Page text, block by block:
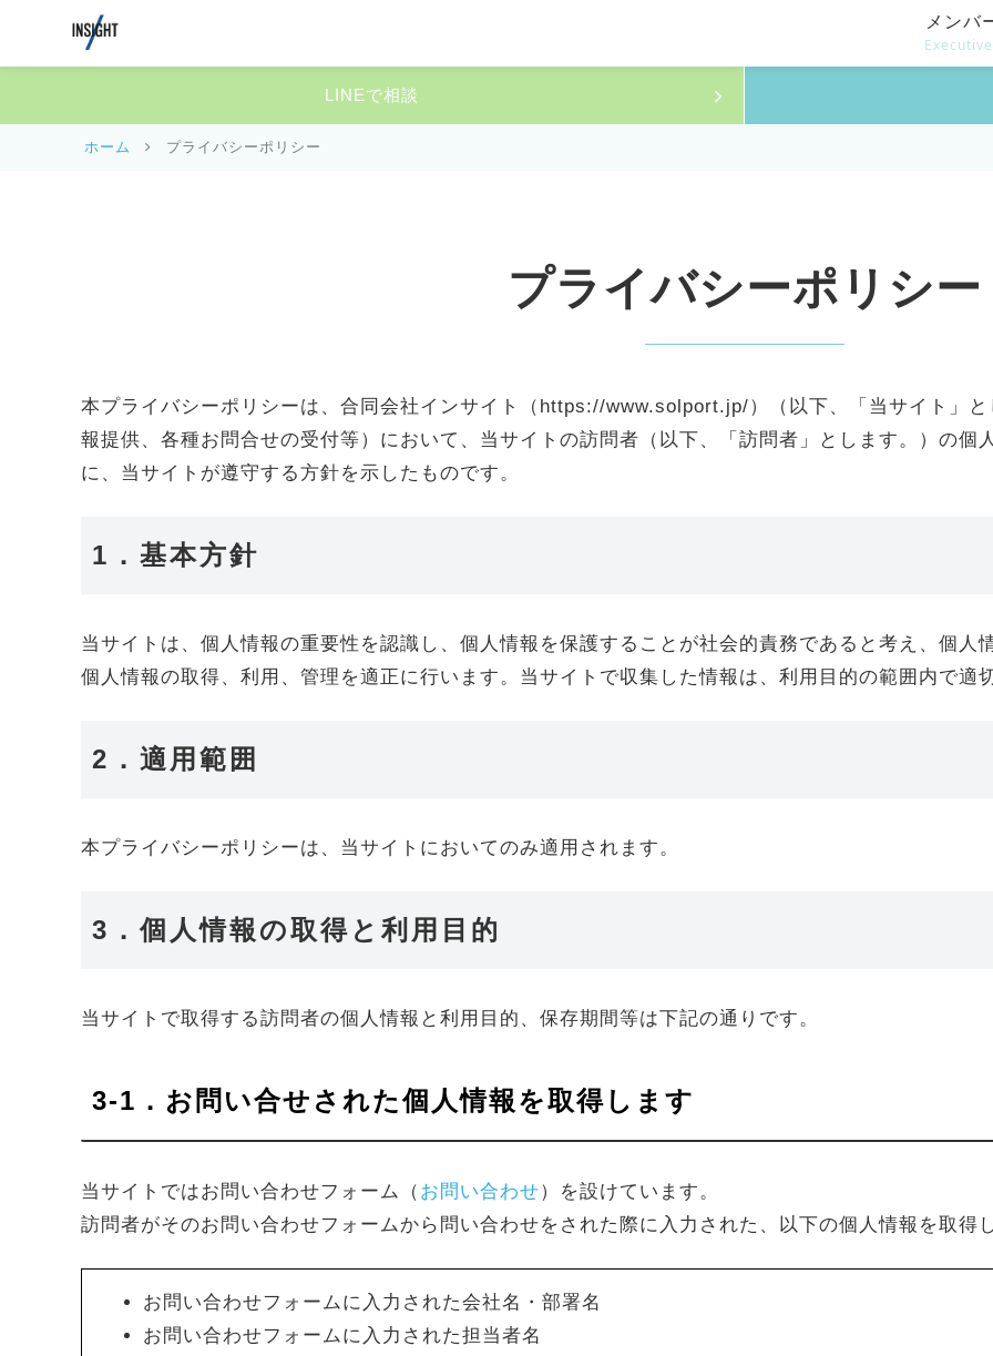
メンバ
LINEで相談
ホーム プライバシーポリシー
プライバシーポリシー
本プライバシーポリシーは、合同会社インサイト（https://www.solport.jp/）（以下、「当サイト」
報提供、各種お問合せの受付等）において、当サイトの訪問者（以下、「訪問者」とします。）の個
に、当サイトが遵守する方針を示したものです。
1．基本方針
当サイトは、個人情報の重要性を認識し、個人情報を保護することが社会的責務であると考え、個人
個人情報の取得、利用、管理を適正に行います。当サイトで収集した情報は、利用目的の範囲内で適
2．適用範囲
本プライバシーポリシーは、当サイトにおいてのみ適用されます。
3．個人情報の取得と利用目的
当サイトで取得する訪問者の個人情報と利用目的、保存期間等は下記の通りです。
3-1．お問い合せされた個人情報を取得します
当サイトではお問い合わせフォーム（ お問い合わせ）を設けています。
訪問者がそのお問い合わせフォームから問い合わせをされた際に入力された、以下の個人情報を取得
お問い合わせフォームに入力された会社名・部署名
お問い合わせフォームに入力された担当者名